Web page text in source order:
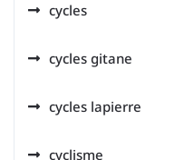
cycles
cycles gitane
cycles lapierre
cyclisme